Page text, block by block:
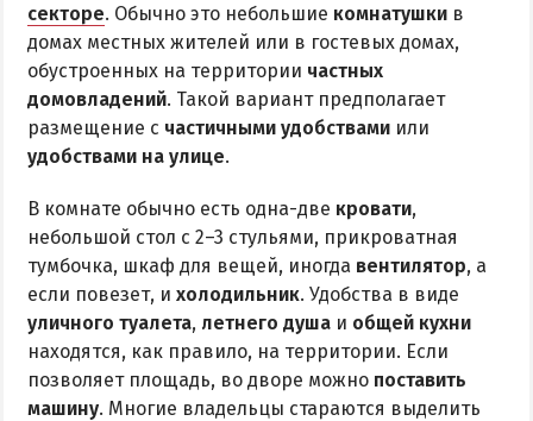
секторе. Обычно это небольшие комнатушки в
домах местных жителей или в гостевых домах,
обустроенных на территории частных
домовладений. Такой вариант предполагает
размещение с частичными удобствами или
удобствами на улице.
В комнате обычно есть одна-две кровати,
небольшой стол с 2–3 стульями, прикроватная
тумбочка, шкаф для вещей, иногда вентилятор, а
если повезет, и холодильник. Удобства в виде
уличного туалета, летнего душа и общей кухни
находятся, как правило, на территории. Если
позволяет площадь, во дворе можно поставить
машину. Многие владельцы стараются выделить